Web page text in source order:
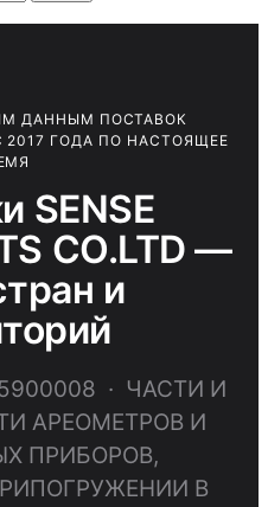
ДАННЫМ ПОСТАВОК
ГОДА ПО НАСТОЯЩЕЕ
SENSE
CO.LTD —
и
· ЧАСТИ И
АРЕОМЕТРОВ И
ПРИБОРОВ,
В